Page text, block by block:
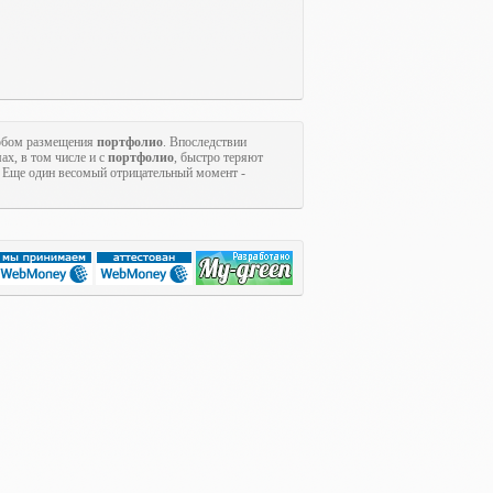
размещения портфолио. Впоследствии
в том числе и с портфолио, быстро теряют
один весомый отрицательный момент -